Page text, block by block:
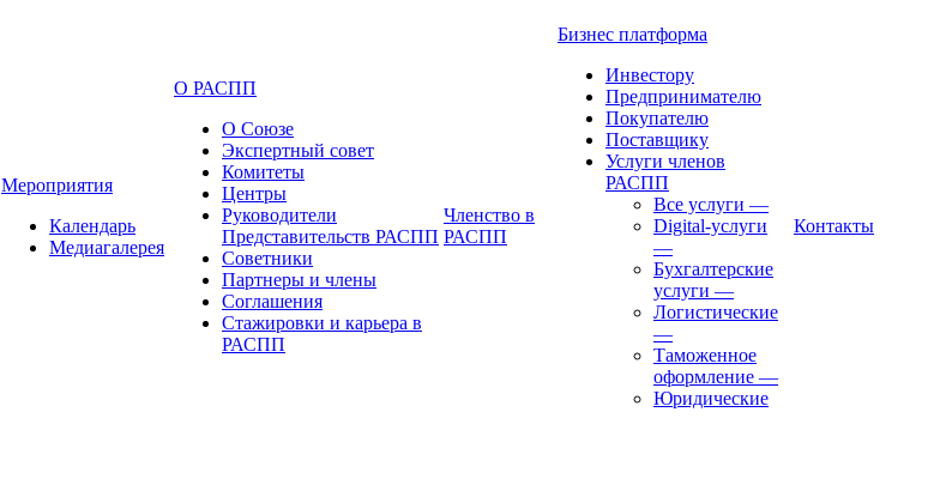
Мероприятия
Календарь
Медиагалерея
О РАСПП
О Союзе
Экспертный совет
Комитеты
Центры
Руководители
Представительств РАСПП
Советники
Партнеры и члены
Соглашения
Стажировки и карьера в
РАСПП
Членство в
РАСПП
Бизнес платформа
Инвестору
Предпринимателю
Покупателю
Поставщику
Услуги членов
РАСПП
Все услуги —
Digital-услуги
—
Бухгалтерские
услуги —
Логистические
—
Таможенное
оформление —
Юридические
Контакты